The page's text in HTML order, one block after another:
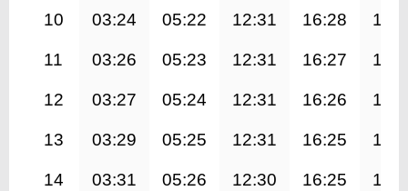
10 03:24 05:22 12:31 16:28
11 03:26 05:23 12:31 16:27
12 03:27 05:24 12:31 16:26
13 03:29 05:25 12:31 16:25
14 03:31 05:26 12:30 16:25